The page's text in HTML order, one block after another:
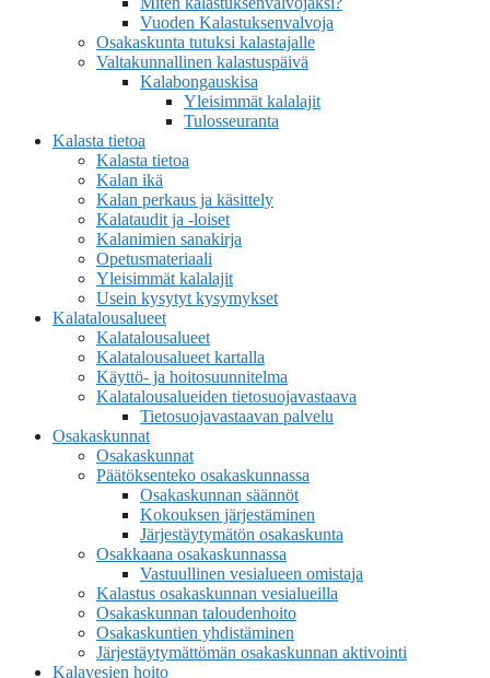
Vuoden Kalastuksenvalvoja
Osakaskunta tutuksi kalastajalle
Valtakunnallinen kalastuspäivä
Kalabongauskisa
Yleisimmät kalalajit
Tulosseuranta
Kalasta tietoa
Kalasta tietoa
Kalan ikä
Kalan perkaus ja käsittely
Kalataudit ja -loiset
Kalanimien sanakirja
Opetusmateriaali
Yleisimmät kalalajit
Usein kysytyt kysymykset
Kalatalousalueet
Kalatalousalueet
Kalatalousalueet kartalla
Käyttö- ja hoitosuunnitelma
Kalatalousalueiden tietosuojavastaava
Tietosuojavastaavan palvelu
Osakaskunnat
Osakaskunnat
Päätöksenteko osakaskunnassa
Osakaskunnan säännöt
Kokouksen järjestäminen
Järjestäytymätön osakaskunta
Osakkaana osakaskunnassa
Vastuullinen vesialueen omistaja
Kalastus osakaskunnan vesialueilla
Osakaskunnan taloudenhoito
Osakaskuntien yhdistäminen
Järjestäytymättömän osakaskunnan aktivointi
Kalavesien hoito